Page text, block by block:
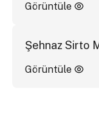
Görüntüle
Şehnaz Sirto
Görüntüle